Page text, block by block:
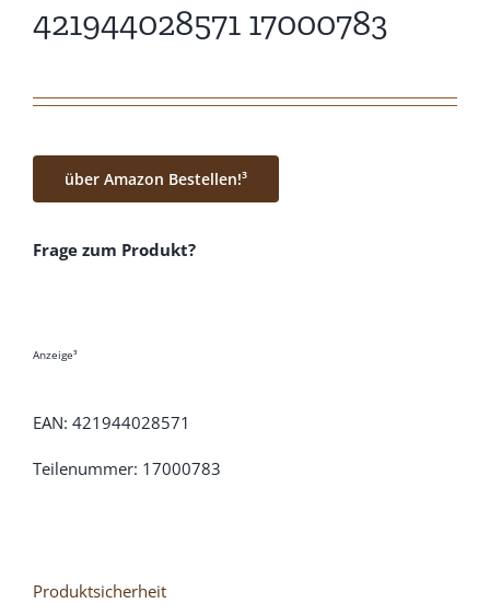
421944028571 17000783
über Amazon Bestellen!³
Frage zum Produkt?
Anzeige³
EAN: 421944028571
Teilenummer: 17000783
Produktsicherheit